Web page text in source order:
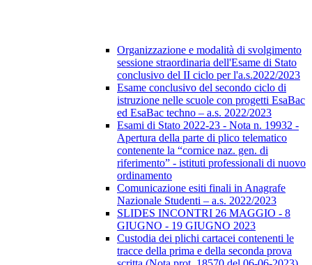
Organizzazione e modalità di svolgimento
sessione straordinaria dell'Esame di Stato
conclusivo del II ciclo per l'a.s.2022/2023
Esame conclusivo del secondo ciclo di
istruzione nelle scuole con progetti EsaBac
ed EsaBac techno – a.s. 2022/2023
Esami di Stato 2022-23 - Nota n. 19932 -
Apertura della parte di plico telematico
contenente la “cornice naz. gen. di
riferimento” - istituti professionali di nuovo
ordinamento
Comunicazione esiti finali in Anagrafe
Nazionale Studenti – a.s. 2022/2023
SLIDES INCONTRI 26 MAGGIO - 8
GIUGNO - 19 GIUGNO 2023
Custodia dei plichi cartacei contenenti le
tracce della prima e della seconda prova